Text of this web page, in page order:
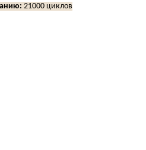
21000 циклов